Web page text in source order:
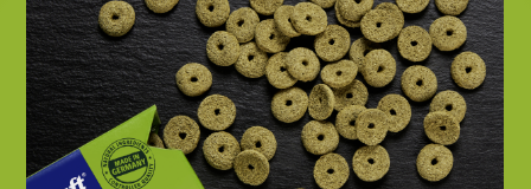
GRÜN Rollis
®
con erba medica